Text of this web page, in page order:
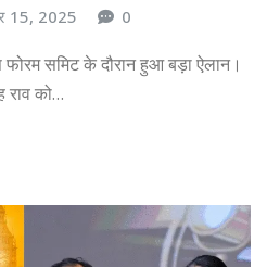
15, 2025 0
समिट के दौरान हुआ बड़ा ऐलान।
राव को…